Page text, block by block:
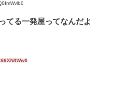
てる一発屋ってなんだよ
IWw0